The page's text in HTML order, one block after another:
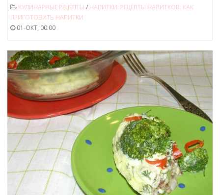
КУЛИНАРНЫЕ РЕЦЕПТЫ / НАПИТКИ. РЕЦЕПТЫ НАПИТКОВ. КАК
ПРИГОТОВИТЬ НАПИТКИ
01-ОКТ, 00:00